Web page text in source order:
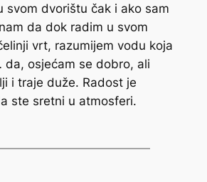
svom dvorištu čak i ako sam
da dok radim u svom
vrt, razumijem vodu koja
da, osjećam se dobro, ali
i traje duže. Radost je
ste sretni u atmosferi.